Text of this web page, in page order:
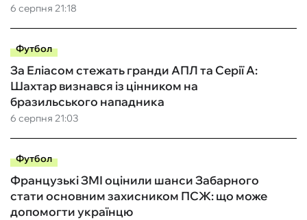
6 серпня 21:18
Футбол
6 серпня 21:03
За Еліасом стежать гранди АПЛ та Серії А:
Шахтар визнався із цінником на
бразильського нападника
Футбол
Французькі ЗМІ оцінили шанси Забарного
стати основним захисником ПСЖ: що може
допомогти українцю